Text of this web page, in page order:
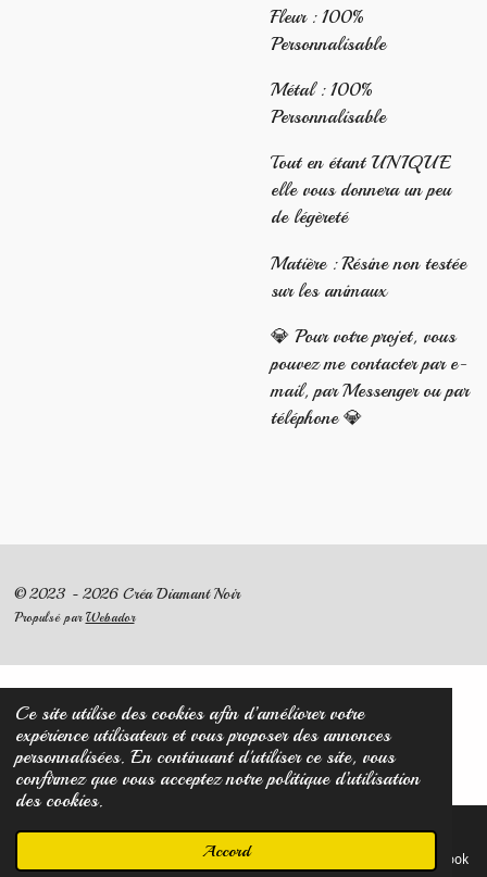
Ce site utilise des cookies afin d’améliorer votre
expérience utilisateur et vous proposer des annonces
personnalisées. En continuant d'utiliser ce site, vous
confirmez que vous acceptez notre politique d’utilisation
des cookies.
Accord
Fleur : 100%
Personnalisable
Métal : 100%
Personnalisable
Tout en étant UNIQUE
elle vous donnera un peu
de légèreté
Matière : Résine non testée
sur les animaux
💎 Pour votre projet, vous
pouvez me contacter par e-
mail, par Messenger ou par
téléphone 💎
© 2023 - 2026 Créa Diamant Noir
Propulsé par Webador
Carte Facebook